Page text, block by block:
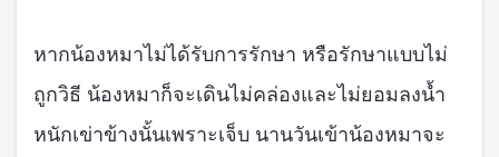
หากน้องหมาไม่ได้รับการรักษา หรือรักษาแบบไม่
ถูกวิธี น้องหมาก็จะเดินไม่คล่องและไม่ยอมลงน้ำ
หนักเข่าข้างนั้นเพราะเจ็บ นานวันเข้าน้องหมาจะ